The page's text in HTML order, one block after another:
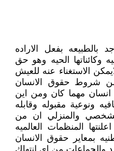
بالطبيعه بفعل الاراده
وكائناتها الحيه وهو حق
الاستغناء عنه للعيش
شروط حقوق الانسان
مهما كان ومن اين
ونوعية مقبوله وقابله
والمنزلي ان من
المنظمات العالميه
بمعاير حقوق الانسان